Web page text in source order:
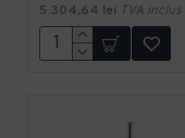
5.304,64 lei TVA inclus